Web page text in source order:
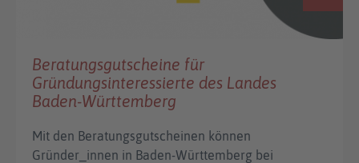
Beratungsgutscheine für
Gründungsinteressierte des Landes
Baden-Württemberg
Mit den Beratungsgutscheinen können
Gründer_innen in Baden-Württemberg bei